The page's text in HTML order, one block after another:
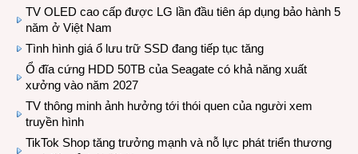
TV OLED cao cấp được LG lần đầu tiên áp dụng bảo hành 5
năm ở Việt Nam
Tình hình giá ổ lưu trữ SSD đang tiếp tục tăng
Ổ đĩa cứng HDD 50TB của Seagate có khả năng xuất
xưởng vào năm 2027
TV thông minh ảnh hưởng tới thói quen của người xem
truyền hình
TikTok Shop tăng trưởng mạnh và nỗ lực phát triển thương